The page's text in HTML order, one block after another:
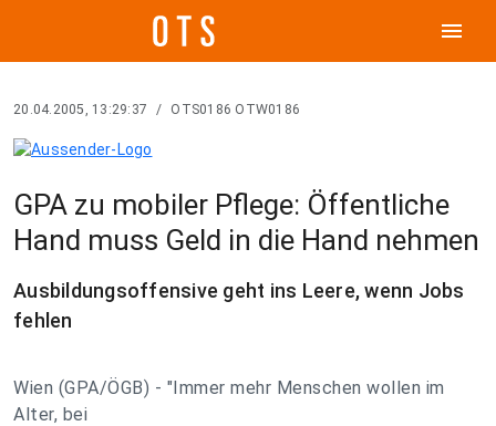
menu
20.04.2005, 13:29:37 / OTS0186 OTW0186
GPA zu mobiler Pflege: Öffentliche
Hand muss Geld in die Hand nehmen
Ausbildungsoffensive geht ins Leere, wenn Jobs
fehlen
Wien (GPA/ÖGB) - "Immer mehr Menschen wollen im
Alter, bei